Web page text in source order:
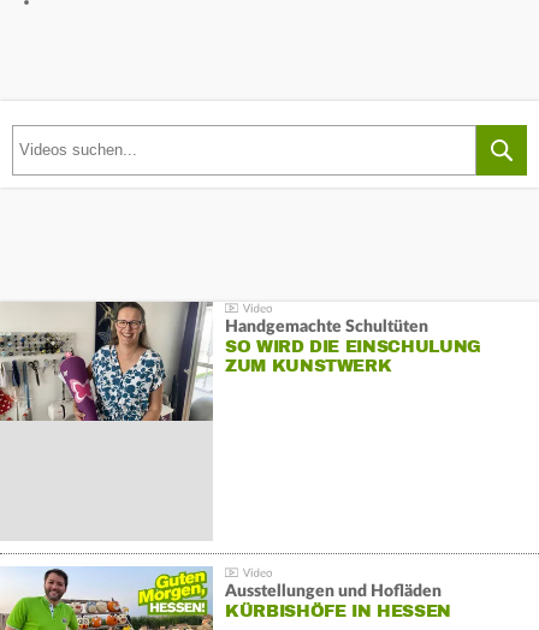
Handgemachte Schultüten
SO WIRD DIE EINSCHULUNG
ZUM KUNSTWERK
Ausstellungen und Hofläden
KÜRBISHÖFE IN HESSEN